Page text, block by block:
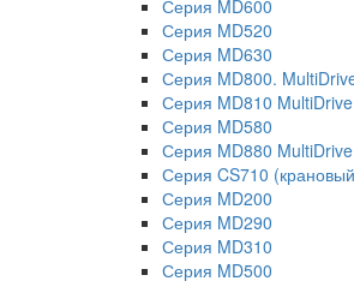
Серия MD600
Серия MD520
Серия MD630
Серия MD800.
Серия MD810 MultiDrive
Серия MD580
Серия MD880 MultiDrive
Серия CS710
Серия MD200
Серия MD290
Серия MD310
Серия MD500